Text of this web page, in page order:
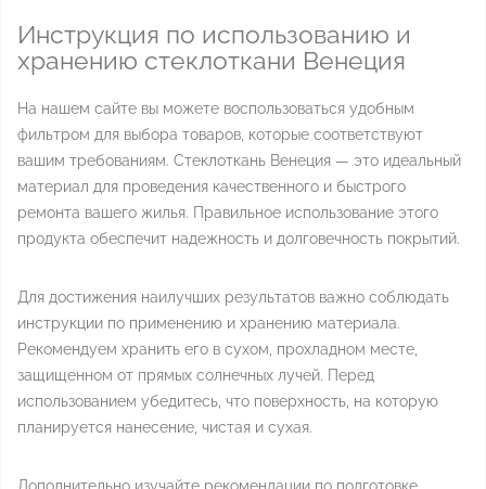
Инструкция по использованию и
хранению стеклоткани Венеция
На нашем сайте вы можете воспользоваться удобным
фильтром для выбора товаров, которые соответствуют
вашим требованиям. Стеклоткань Венеция — это идеальный
материал для проведения качественного и быстрого
ремонта вашего жилья. Правильное использование этого
продукта обеспечит надежность и долговечность покрытий.
Для достижения наилучших результатов важно соблюдать
инструкции по применению и хранению материала.
Рекомендуем хранить его в сухом, прохладном месте,
защищенном от прямых солнечных лучей. Перед
использованием убедитесь, что поверхность, на которую
планируется нанесение, чистая и сухая.